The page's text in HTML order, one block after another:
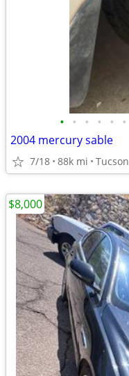
• • • • • •
2004 mercury sable
7/18 88k mi Tucson
$8,000